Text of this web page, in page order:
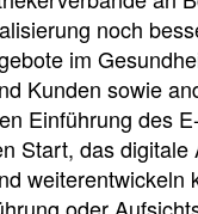
noch
im
Kunden sowie
Einführung des
Start, das digitale
weiterentwickeln